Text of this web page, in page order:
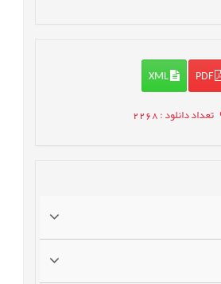
PDF
XML
تعداد دانلود: 2268